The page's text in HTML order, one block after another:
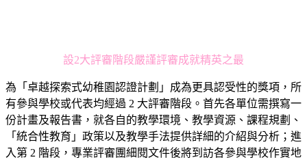
設2大評審階段嚴謹評審成就精英之最
為「卓越探索式幼稚園認證計劃」成為更具認受性的獎項，所
有參與學校或代表均經過 2 大評審階段。首先各單位需撰寫一
份計畫及報告書，就各自的教學環境、教學資源、課程規劃、
「統合性教育」政策以及教學手法提供詳細的介紹與分析；進
入第 2 階段，專業評審團細閱文件後將到訪各參與學校作實地